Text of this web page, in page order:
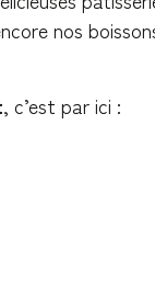
nos
, c’est par ici :